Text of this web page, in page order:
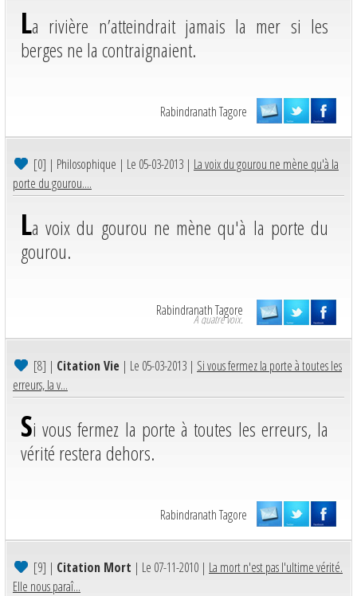
La rivière n’atteindrait jamais la mer si les
berges ne la contraignaient.
Rabindranath Tagore
[0] | Philosophique | Le 05-03-2013 | La voix du gourou ne mène qu'à la
porte du gourou....
La voix du gourou ne mène qu'à la porte du
gourou.
Rabindranath Tagore
A quatre voix.
[8] | Citation Vie | Le 05-03-2013 | Si vous fermez la porte à toutes les
erreurs, la v...
Si vous fermez la porte à toutes les erreurs, la
vérité restera dehors.
Rabindranath Tagore
[9] | Citation Mort | Le 07-11-2010 | La mort n'est pas l'ultime vérité.
Elle nous paraî...